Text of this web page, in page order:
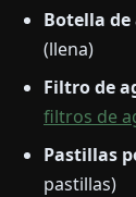
Botella de
(llena)
Filtro de
filtros de
Pastillas
pastillas)